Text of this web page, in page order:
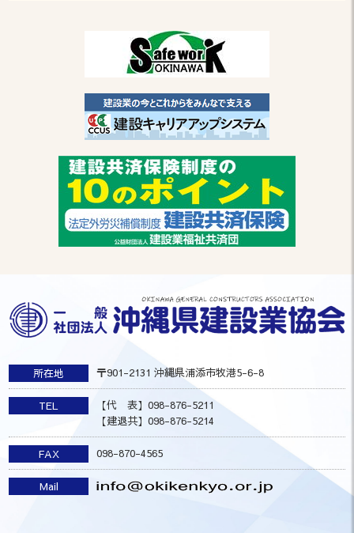
所在地 〒901-2131 沖縄県浦添市牧港5-6-8
TEL
【代 表】098-876-5211
【建退共】098-876-5214
FAX 098-870-4565
Mail